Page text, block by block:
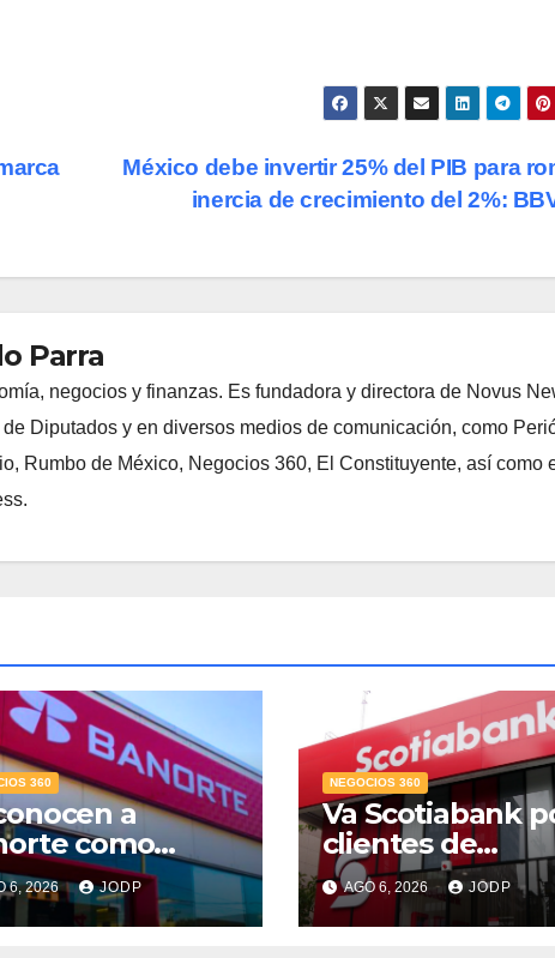
México debe invertir 25% del PIB para
inercia de crecimiento del 2%:
Parra
negocios y finanzas. Es fundadora y directora de Novus
Diputados y en diversos medios de comunicación, como
Rumbo de México, Negocios 360, El Constituyente, así como
360
a
como
Banco para
supera 14%
6, 2026 JODP
NEGOCIOS 360
Va Scotiabank
clientes de
patrimonio
emergente
AGO 6, 2026 JODP